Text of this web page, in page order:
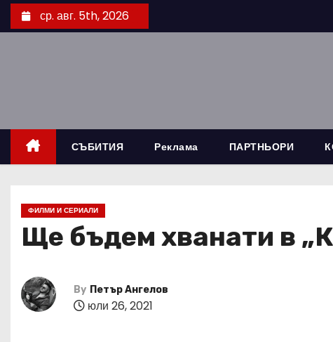
k
c
n
ср. авг. 5th, 2026
СЪБИТИЯ Реклама ПАРТНЬОРИ
ФИЛМИ И СЕРИАЛИ
Ще бъдем хванати в
By Петър Ангелов
юли 26, 2021